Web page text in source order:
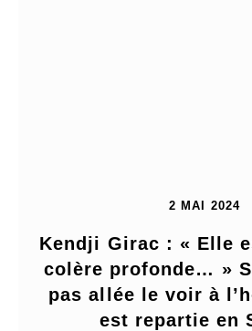
2 MAI 2024
Kendji Girac : « Elle
colère profonde… »
pas allée le voir à
est repartie en